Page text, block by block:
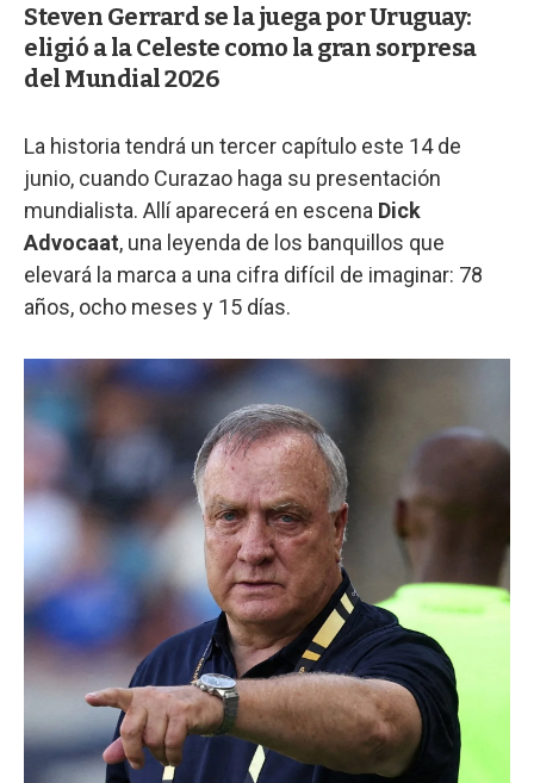
Steven Gerrard se la juega por Uruguay:
eligió a la Celeste como la gran sorpresa
del Mundial 2026
La historia tendrá un tercer capítulo este 14 de
junio, cuando Curazao haga su presentación
mundialista. Allí aparecerá en escena Dick
Advocaat, una leyenda de los banquillos que
elevará la marca a una cifra difícil de imaginar: 78
años, ocho meses y 15 días.